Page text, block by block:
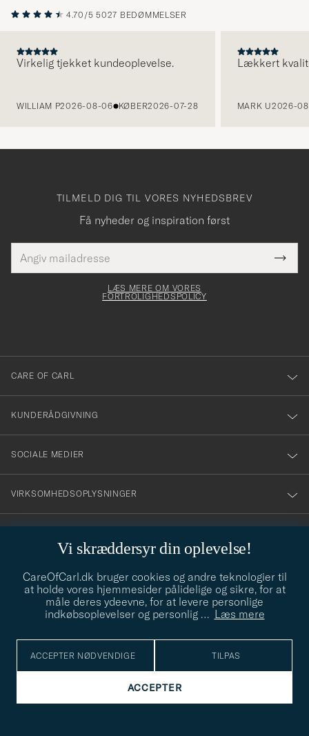
4.70/5 5027 BEDØMMELSER
Virkelig tjekket kundeoplevelse.
WILLIAM P2026-08-06 KØBER2026-07-28
Lækkert
MARK U2026-
Vi skræddersyr din oplevelse!
CareOfCarl.dk bruger cookies og andre teknologier til
at holde vores hjemmesider pålidelige og sikre, for at
måle deres ydeevne, for at levere personlige
indkøbsoplevelser og personlig … Læs mere
ACCEPTER NØDVENDIGE TILPAS
ACCEPTER
TILMELD DIG TIL VORES NYHEDSBREV
Få nyheder og inspiration først
mailadresse
skal
Tack
för
dig
till
vårt
nyhetsbrev!
LÆS MERE OM VORES
FORTROLIGHEDSPOLICY
CARE OF CARL
KUNDERÅDGIVNING
SOCIALE MEDIER
VIRKSOMHEDSOPLYSNINGER
info@careofcarl.dk
Behøver du hjælp til at finde din stil? Lad os hjælpe dig, vi hjælper
gerne til!
STILRÅD